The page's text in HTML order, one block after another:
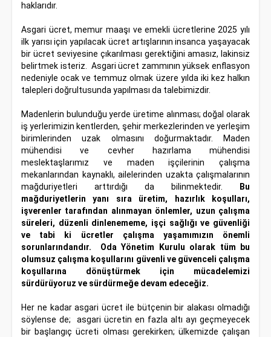
haklarıdır.
Asgari ücret, memur maaşı ve emekli ücretlerine 2025 yılı
ilk yarısı için yapılacak ücret artışlarının insanca yaşayacak
bir ücret seviyesine çıkarılması gerektiğini amasız, lakinsiz
belirtmek isteriz. Asgari ücret zammının yüksek enflasyon
nedeniyle ocak ve temmuz olmak üzere yılda iki kez halkın
talepleri doğrultusunda yapılması da talebimizdir.
Madenlerin bulunduğu yerde üretime alınması; doğal olarak
iş yerlerimizin kentlerden, şehir merkezlerinden ve yerleşim
birimlerinden uzak olmasını doğurmaktadır. Maden
mühendisi ve cevher hazırlama mühendisi
meslektaşlarımız ve maden işçilerinin çalışma
mekanlarından kaynaklı, ailelerinden uzakta çalışmalarının
mağduriyetleri arttırdığı da bilinmektedir.
Bu
mağduriyetlerin yanı sıra üretim, hazırlık koşulları,
işverenler tarafından alınmayan önlemler, uzun çalışma
süreleri, düzenli dinlenememe, işçi sağlığı ve güvenliği
ve tabi ki ücretler çalışma yaşamımızın önemli
sorunlarındandır.
Oda Yönetim Kurulu olarak tüm bu
olumsuz çalışma koşullarını güvenli ve güvenceli çalışma
koşullarına dönüştürmek için mücadelemizi
sürdürüyoruz ve sürdürmeğe devam edeceğiz.
Her ne kadar asgari ücret ile bütçenin bir alakası olmadığı
söylense de; asgari ücretin en fazla altı ayı geçmeyecek
bir başlangıç ücreti olması gerekirken; ülkemizde çalışan